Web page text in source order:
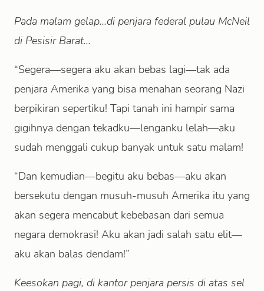
Pada malam gelap...di penjara federal pulau McNeil
di Pesisir Barat...
“Segera—segera aku akan bebas lagi—tak ada
penjara Amerika yang bisa menahan seorang Nazi
berpikiran sepertiku! Tapi tanah ini hampir sama
gigihnya dengan tekadku—lenganku lelah—aku
sudah menggali cukup banyak untuk satu malam!
“Dan kemudian—begitu aku bebas—aku akan
bersekutu dengan musuh-musuh Amerika itu yang
akan segera mencabut kebebasan dari semua
negara demokrasi! Aku akan jadi salah satu elit—
aku akan balas dendam!”
Keesokan pagi, di kantor penjara persis di atas sel